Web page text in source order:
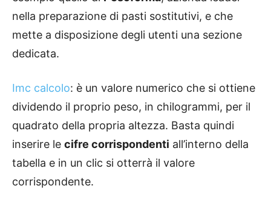
nella preparazione di pasti sostitutivi, e che
mette a disposizione degli utenti una sezione
dedicata.
Imc calcolo: è un valore numerico che si ottiene
dividendo il proprio peso, in chilogrammi, per il
quadrato della propria altezza. Basta quindi
inserire le cifre corrispondenti all’interno della
tabella e in un clic si otterrà il valore
corrispondente.